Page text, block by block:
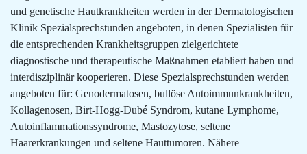
und genetische Hautkrankheiten werden in der Dermatologischen
Klinik Spezialsprechstunden angeboten, in denen Spezialisten für
die entsprechenden Krankheitsgruppen zielgerichtete
diagnostische und therapeutische Maßnahmen etabliert haben und
interdisziplinär kooperieren. Diese Spezialsprechstunden werden
angeboten für: Genodermatosen, bullöse Autoimmunkrankheiten,
Kollagenosen, Birt-Hogg-Dubé Syndrom, kutane Lymphome,
Autoinflammationssyndrome, Mastozytose, seltene
Haarerkrankungen und seltene Hauttumoren. Nähere